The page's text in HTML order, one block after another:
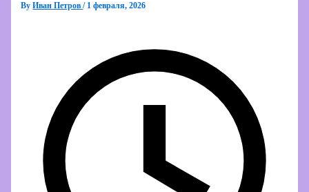
ByИван Петров/ 1 февраля, 2026